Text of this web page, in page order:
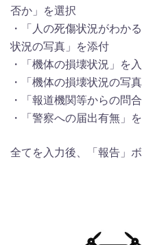
否か」を選択
・「人の死傷状況がわか
状況の写真」を添付
・「機体の損壊状況」を
・「機体の損壊状況の写
・「報道機関等からの問
・「警察への届出有無」
全てを入力後、「報告」